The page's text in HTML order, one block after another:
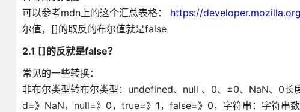
可以参考mdn上的这个汇总表格： https://
尔值，[]的取反的布尔值就是false
2.1 []的反就是false？
常见的一些转换：
非布尔类型转布尔类型：undefined、null 、0、±0、NaN、0
d=》NaN，null=》0，true=》1，false=》0，字符串：字符串